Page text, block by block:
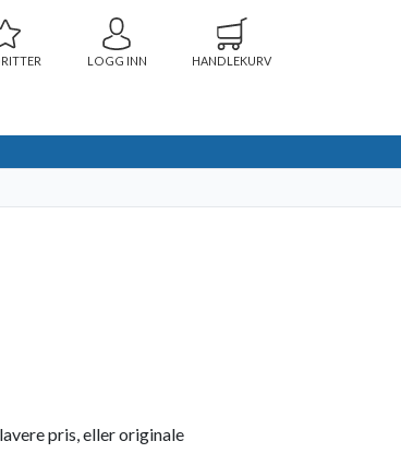
LOGG INN HANDLEKURV
pris, eller originale